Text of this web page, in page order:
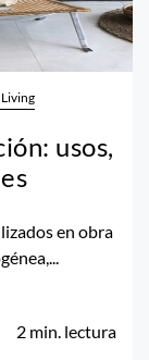
usos,
en obra
2 min. lectura